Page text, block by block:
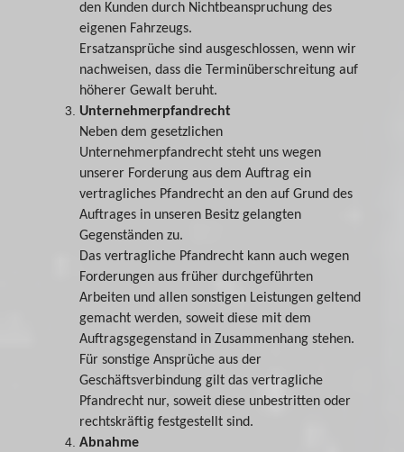
den Kunden durch Nichtbeanspruchung des
eigenen Fahrzeugs.
Ersatzansprüche sind ausgeschlossen, wenn wir
nachweisen, dass die Terminüberschreitung auf
höherer Gewalt beruht.
Unternehmerpfandrecht
Neben dem gesetzlichen
Unternehmerpfandrecht steht uns wegen
unserer Forderung aus dem Auftrag ein
vertragliches Pfandrecht an den auf Grund des
Auftrages in unseren Besitz gelangten
Gegenständen zu.
Das vertragliche Pfandrecht kann auch wegen
Forderungen aus früher durchgeführten
Arbeiten und allen sonstigen Leistungen geltend
gemacht werden, soweit diese mit dem
Auftragsgegenstand in Zusammenhang stehen.
Für sonstige Ansprüche aus der
Geschäftsverbindung gilt das vertragliche
Pfandrecht nur, soweit diese unbestritten oder
rechtskräftig festgestellt sind.
Abnahme